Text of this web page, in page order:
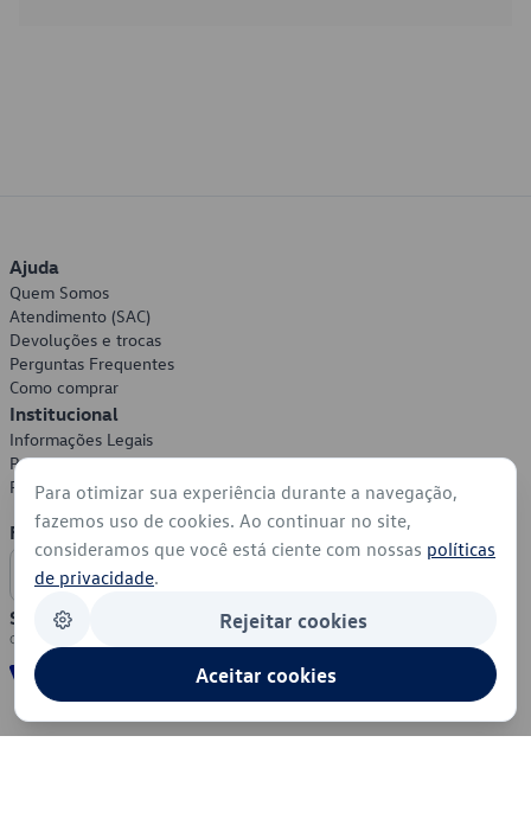
Ajuda
Quem Somos
Atendimento (SAC)
Devoluções e trocas
Perguntas Frequentes
Como comprar
Institucional
Informações Legais
Política de Privacidade
Política de Cookies
Formas de Pagamento
Segurança
Para otimizar sua experiência durante a navegação,
fazemos uso de cookies. Ao continuar no site,
consideramos que você está ciente com nossas políticas
de privacidade.
Rejeitar cookies
Aceitar cookies